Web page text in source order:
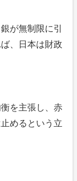
が無制限に引
、日本は財政
を主張し、赤
めるという立